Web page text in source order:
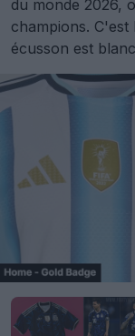
du monde 2026,
champions.
écusson est